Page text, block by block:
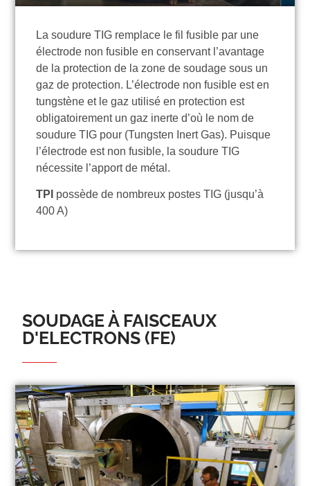
La soudure TIG remplace le fil fusible par une
électrode non fusible en conservant l’avantage
de la protection de la zone de soudage sous un
gaz de protection. L’électrode non fusible est en
tungstène et le gaz utilisé en protection est
obligatoirement un gaz inerte d’où le nom de
soudure TIG pour (Tungsten Inert Gas). Puisque
l’électrode est non fusible, la soudure TIG
nécessite l’apport de métal.
TPI possède de nombreux postes TIG (jusqu’à
400 A)
SOUDAGE À FAISCEAUX
D'ELECTRONS (FE)